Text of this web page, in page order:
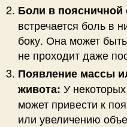
Боли в поясничной
встречается боль в
боку. Она может
не проходит даже
Появление массы
живота: У
может привести к
или увеличению